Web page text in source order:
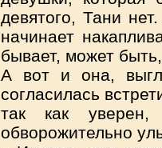
девятого, Тани
начинает
бывает, может
А вот и она,
согласилась
так как
обворожительно